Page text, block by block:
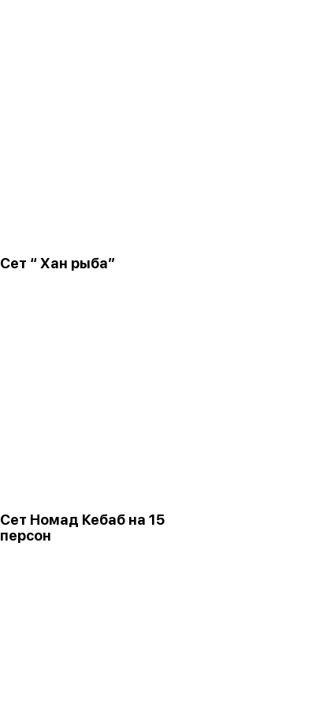
Сет “ Хан рыба”
Сет Номад Кебаб на 15
персон